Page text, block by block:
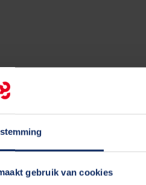
gebruik van cookies